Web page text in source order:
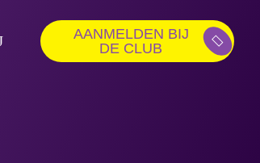
AANMELDEN BIJ
DE CLUB